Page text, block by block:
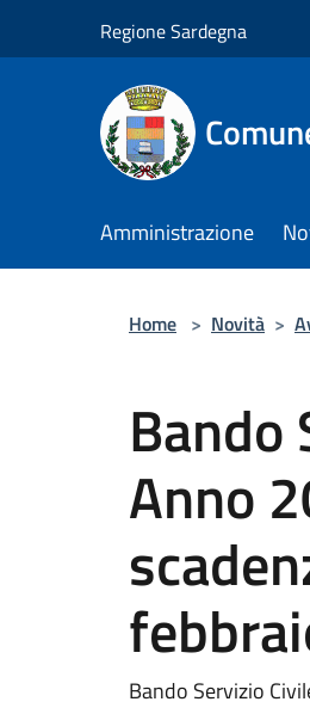
Regione Sardegna
Amministrazione
Home > Novità >
Bando
Anno
Bando Servizio